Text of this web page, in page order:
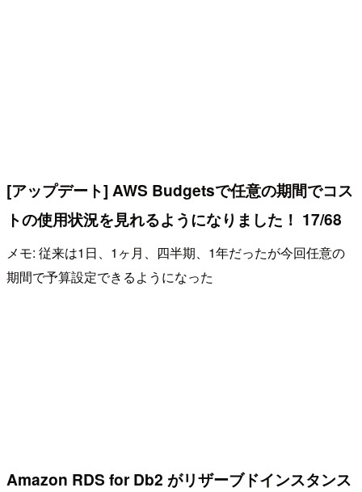
[アップデート] AWS Budgetsで任意の期間でコス
トの使用状況を見れるようになりました！ 17/68
メモ: 従来は1日、1ヶ月、四半期、1年だったが今回任意の
期間で予算設定できるようになった
Amazon RDS for Db2 がリザーブドインスタンス